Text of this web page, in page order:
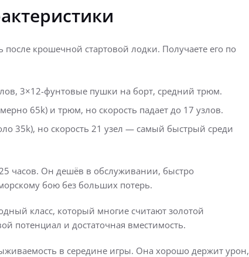
крошечной стартовой лодки. Получаете его по
3×12-фунтовые пушки на борт, средний трюм.
65k) и трюм, но скорость падает до 17 узлов.
35k), но скорость 21 узел — самый быстрый среди
часов. Он дешёв в обслуживании, быстро
бою без больших потерь.
класс, который многие считают золотой
потенциал и достаточная вместимость.
в середине игры. Она хорошо держит урон,